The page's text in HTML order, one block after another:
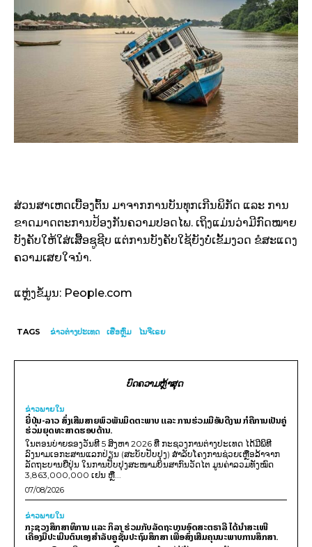
ສ່ວນສາເຫດເບື້ອງຕົ້ນ ມາຈາກການບັນທຸກເກີນພິກັດ ແລະ ການ
ຂາດມາດຕະການປ້ອງກັນຄວາມປອດໄພ. ເຖິງແມ່ນວ່າມີກົດໝາຍ
ບັງຄັບໃຫ້ໃສ່ເສື້ອຊູຊີບ ແຕ່ການບັງຄັບໃຊ້ຍັງບໍ່ເຂັ້ມງວດ ຂໍສະແດງ
ຄວາມເສຍໃຈນຳ.
ແຫຼ່ງຂໍ້ມູນ: People.com
TAGS ຂ່າວຕ່າງປະເທດ ເຮືອຫຼົ່ມ ໄນຈີເຣຍ
ບົດຄວາມຫຼ້າສຸດ
ຂ່າວພາຍ​ໃນ
ຍີ່ປຸ່ນ-ລາວ ສົ່ງເສີມສາຍພົວພັນມິດຕະພາບ ແລະ ການຮ່ວມມືອັນດີງາມ ກໍຄືການເປັນຄູ່
ຮ່ວມຍຸດທະສາດຮອບດ້ານ.
ໃນຕອນບ່າຍຂອງວັນທີ 5 ສິງຫາ 2026 ທີ່ ກະຊວງການຕ່າງປະເທດ ໄດ້ມີພິທີ
ລົງນາມເອກະສານແລກປ່ຽນ (ສະບັບປັບປຸງ) ສໍາລັບໂຄງການຊ່ວຍເຫຼືອລ້າຈາກ
ລັດຖະບານຍີ່ປຸ່ນ ໃນການປັບປຸງສະໜາມບິນສາກົນວັດໄຕ ມູນຄ່າລວມທັງໝົດ
3,863,000,000 ເຢນ ຫຼື...
07/08/2026
ຂ່າວພາຍ​ໃນ
ກະຊວງສຶກສາທິການ ແລະ ກິລາ ຮ່ວມກັບລັດຖະບານອົດສະຕຣາລີ ໄດ້ນຳສະເໜີ
ເຄື່ອງມືປະເມີນຕົນເອງສຳລັບຄູຊັ້ນປະຖົມສຶກສາ ເພື່ອສົ່ງເສີມຄຸນນະພາບການສຶກສາ.